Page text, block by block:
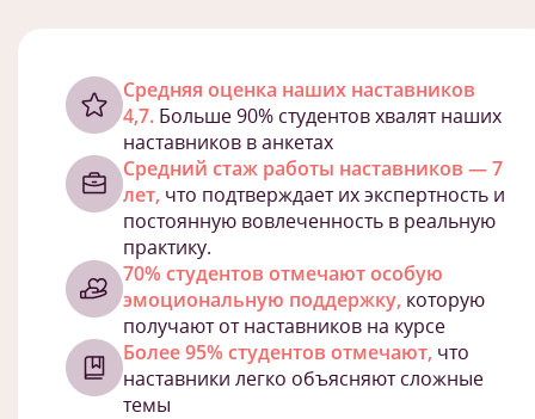
Cредняя оценка наших наставников
4,7. Больше 90% студентов хвалят наших
наставников в анкетах
Средний стаж работы наставников — 7
лет, что подтверждает их экспертность и
постоянную вовлеченность в реальную
практику.
70% студентов отмечают особую
эмоциональную поддержку, которую
получают от наставников на курсе
Более 95% студентов отмечают, что
наставники легко объясняют сложные
темы